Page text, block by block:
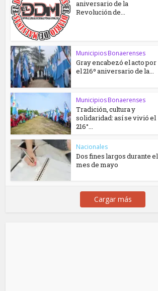
aniversario de la
Revolución de...
Municipios Bonaerenses
Gray encabezó el acto por
el 216º aniversario de la...
Municipios Bonaerenses
Tradición, cultura y
solidaridad: así se vivió el
216°...
Nacionales
Dos fines largos durante el
mes de mayo
Cargar más